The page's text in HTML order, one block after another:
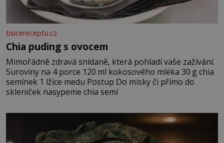
tisicereceptu.cz
Chia puding s ovocem
Mimořádně zdravá snídaně, která pohladí vaše zažívání.
Suroviny na 4 porce 120 ml kokosového mléka 30 g chia
semínek 1 lžíce medu Postup Do misky či přímo do
skleniček nasypeme chia semí